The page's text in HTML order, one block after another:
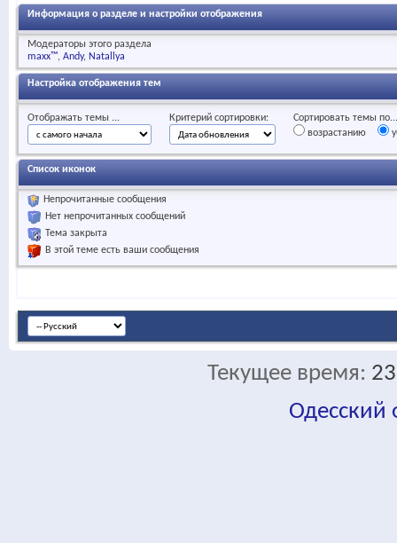
Информация о разделе и настройки отображения
Модераторы этого раздела
maxx™ Andy Natallya
Настройка отображения тем
Отображать темы ... Критерий сортировки:
Сортировать темы по...
возрастанию
Список иконок
Непрочитанные сообщения
Нет непрочитанных сообщений
Тема закрыта
В этой теме есть ваши сообщения
Текущее время:
Одесский